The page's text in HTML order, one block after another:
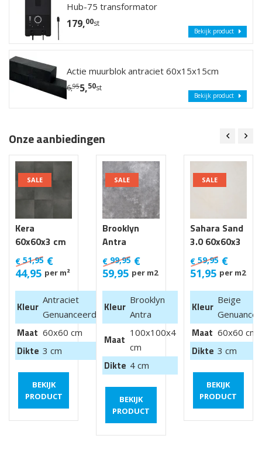
Hub-75 transformator
179,00st
Bekijk product
Actie muurblok antraciet 60x15x15cm
6,955,50st
Bekijk product
Onze aanbiedingen
Kera
60x60x3 cm
Luik
€ 51,95 €
44,95 per m²
SALE
Kleur
Antraciet
Genuanceerd
Maat 60x60 cm
Dikte 3 cm
BEKIJK
PRODUCT
Brooklyn
Antra
100x100x4
cm van €
99,95 m2
€ 99,95 €
59,95 per m2
SALE
Kleur
Brooklyn
Antra
Maat
100x100x4
cm
Dikte 4 cm
BEKIJK
PRODUCT
Sahara Sand
3.0 60x60x3
cm
€59,95 €
51,95 per m2
SALE
Kleur
Beige
Maat 60x60 cm
Dikte 3 cm
BEKIJK
PRODUCT